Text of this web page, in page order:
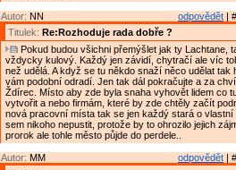
odpovědět |
Autor: NN
Titulek: Re:Rozhoduje rada dobře ?
Pokud budou všichni přemýšlet jak ty Lachtane,
vždycky kulový. Každý jen závidí, chytračí ale víc
než udělá. A když se tu někdo snaží něco udělat tak
vám podobní odradí. Jen tak dál pokračujte a za
Ždírec. Místo aby zde byla snaha vyhovět lidem co
vytvořit a nebo firmám, které by zde chtěly začít
nová pracovní místa tak se jen každý stará o
sem nikoho nepustit, protože by to ohrozilo jejich
prorok ale tohle město půjde do perdele..
odpovědět |
Autor: MM